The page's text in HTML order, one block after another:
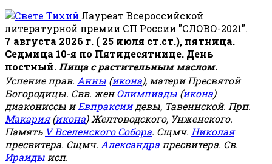
Лауреат Всероссийской
литературной премии СП России "СЛОВО-2021".
7 августа 2026 г. ( 25 июля ст.ст.), пятница.
Седмица 10-я по Пятидесятнице. День
постный. Пища с растительным маслом.
Успение прав. Анны (икона), матери Пресвятой
Богородицы. Свв. женОлимпиады (икона)
диакониссы иЕвпраксиидевы, Тавеннской. Прп.
Макария(икона) Желтоводского, Унженского.
Память V Вселенского Собора. Сщмч. Николая
пресвитера. Сщмч. Александра пресвитера. Св.
Ираиды исп.